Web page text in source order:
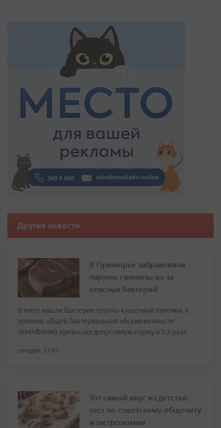
Другие новости
В Приморье забраковали
партию свинины из-за
опасных бактерий
В мясе нашли бактерии группы кишечной палочки, а
уровень общей бактериальной обсемененности
(КМАФАнМ) превысил допустимую норму в 1,3 раза
сегодня, 13:43
Тот самый вкус из детства:
тест по советскому общепиту
и гастрономам